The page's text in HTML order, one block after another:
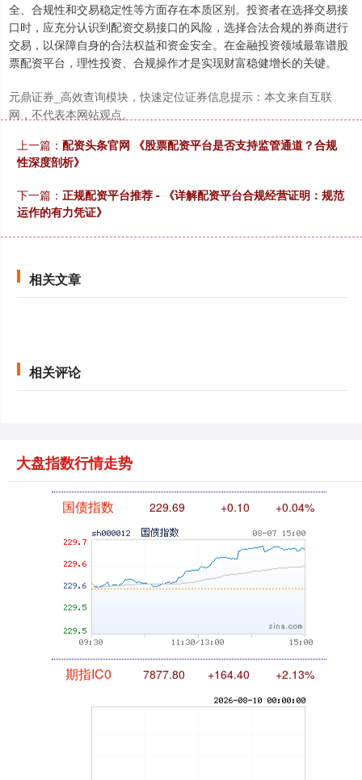
全、合规性和交易稳定性等方面存在本质区别。投资者在选择交易接
口时，应充分认识到配资交易接口的风险，选择合法合规的券商进行
交易，以保障自身的合法权益和资金安全。在金融投资领域最靠谱股
票配资平台，理性投资、合规操作才是实现财富稳健增长的关键。
元鼎证券_高效查询模块，快速定位证券信息提示：本文来自互联
网，不代表本网站观点。
上一篇： 配资头条官网 《股票配资平台是否支持监管通道？合规
性深度剖析》
下一篇： 正规配资平台推荐 - 《详解配资平台合规经营证明：规范
运作的有力凭证》
相关文章
相关评论
大盘指数行情走势
北证50 1134.24 +11.37 +1.01%
创业板指 3563.12 +47.56 +1.35%
国债指数
期指IC0